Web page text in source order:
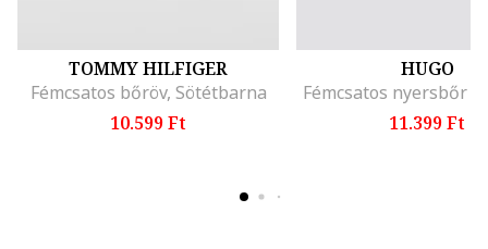
TOMMY HILFIGER
Fémcsatos bőröv, Sötétbarna
10.599 Ft
HUGO
Fémcsatos nyersbőr
11.399 Ft